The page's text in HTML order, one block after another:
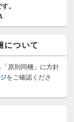
。
について
原則同梱」に方針
をご確認くださ